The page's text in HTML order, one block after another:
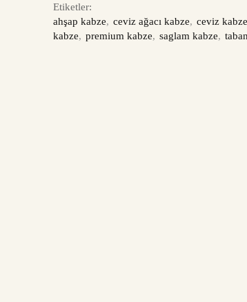
Etiketler:
ahşap kabze, ceviz ağacı kabze, ceviz kabze
kabze, premium kabze, saglam kabze,